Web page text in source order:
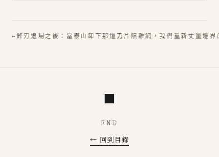
← 鋒刃退場之後：當泰山卸下那道刀片隔離網，我們重新丈量邊界
END
← 回到目錄